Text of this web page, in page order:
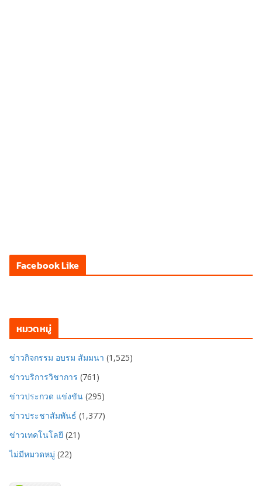
Facebook Like
หมวดหมู่
ข่าวกิจกรรม อบรม สัมมนา (1,525)
ข่าวบริการวิชาการ (761)
ข่าวประกวด แข่งขัน (295)
ข่าวประชาสัมพันธ์ (1,377)
ข่าวเทคโนโลยี (21)
ไม่มีหมวดหมู่ (22)